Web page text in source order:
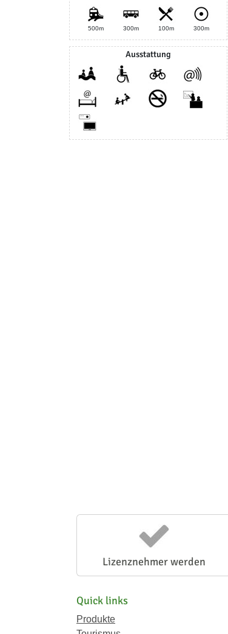
500m 300m 100m 300m
Ausstattung
Lizenznehmer werden
Quick links
Produkte